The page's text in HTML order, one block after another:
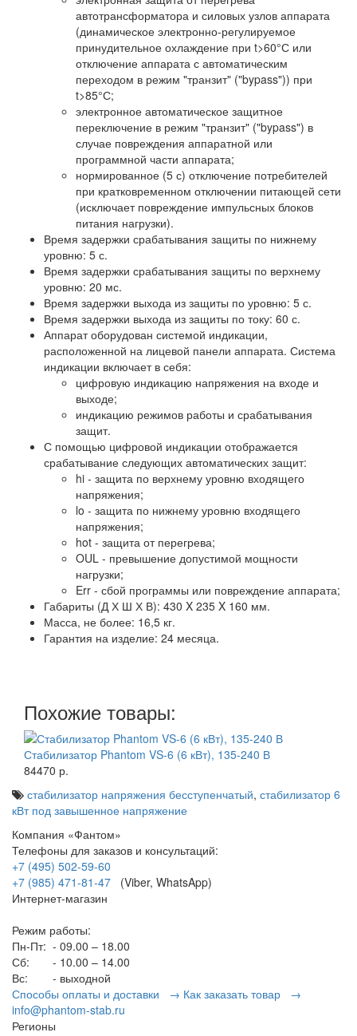
автотрансформатора и силовых узлов аппарата
(динамическое электронно-регулируемое
принудительное охлаждение при t>60°С или
отключение аппарата с автоматическим
переходом в режим "транзит" ("bypass")) при
t>85°С;
электронное автоматическое защитное
переключение в режим "транзит" ("bypass") в
случае повреждения аппаратной или
программной части аппарата;
нормированное (5 с) отключение потребителей
при кратковременном отключении питающей сети
(исключает повреждение импульсных блоков
питания нагрузки).
Время задержки срабатывания защиты по нижнему
уровню: 5 с.
Время задержки срабатывания защиты по верхнему
уровню: 20 мс.
Время задержки выхода из защиты по уровню: 5 с.
Время задержки выхода из защиты по току: 60 с.
Аппарат оборудован системой индикации,
расположенной на лицевой панели аппарата. Система
индикации включает в себя:
цифровую индикацию напряжения на входе и
выходе;
индикацию режимов работы и срабатывания
защит.
С помощью цифровой индикации отображается
срабатывание следующих автоматических защит:
hi - защита по верхнему уровню входящего
напряжения;
lo - защита по нижнему уровню входящего
напряжения;
hot - защита от перегрева;
OUL - превышение допустимой мощности
нагрузки;
Err - сбой программы или повреждение аппарата;
Габариты (Д Х Ш Х В): 430 X 235 X 160 мм.
Масса, не более: 16,5 кг.
Гарантия на изделие: 24 месяца.
Похожие товары:
Стабилизатор Phantom VS-6 (6 кВт), 135-240 В
84470 р.
стабилизатор напряжения бесступенчатый, стабилизатор 6
кВт под завышенное напряжение
Компания «Фантом»
Телефоны для заказов и консультаций:
+7 (495) 502-59-60
+7 (985) 471-81-47 (Viber, WhatsApp)
Интернет-магазин
Режим работы:
Пн-Пт: - 09.00 – 18.00
Сб:
- 10.00 – 14.00
Вс:
- выходной
Способы оплаты и доставки → Как заказать товар →
info@phantom-stab.ru
Регионы